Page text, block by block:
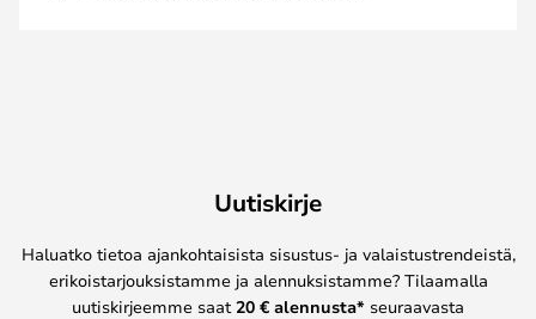
Uutiskirje
Haluatko tietoa ajankohtaisista sisustus- ja valaistustrendeistä,
erikoistarjouksistamme ja alennuksistamme? Tilaamalla
uutiskirjeemme saat 20 € alennusta* seuraavasta